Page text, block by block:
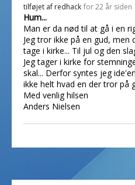
tilføjet af redhack for 22 år siden
Hum...
Man er da nød til at gå i en
Jeg tror ikke på en gud,
tage i kirke... Til jul og den
Jeg tager i kirke for
skal... Derfor syntes jeg
ikke helt hvad en der tror på
Med venlig hilsen
Anders Nielsen